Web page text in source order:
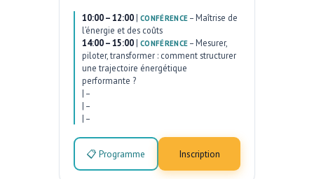
10:00 – 12:00 | CONFÉRENCE – Maîtrise de
l’énergie et des coûts
14:00 – 15:00 | CONFÉRENCE – Mesurer,
piloter, transformer : comment structurer
une trajectoire énergétique
performante ?
| –
| –
| –
📋 Programme Inscription